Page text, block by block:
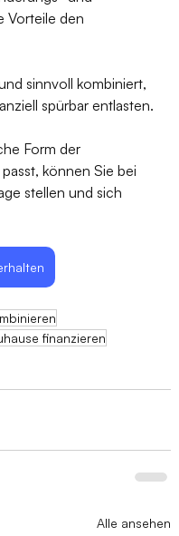
Vorteile den
sinnvoll kombiniert,
spürbar entlasten.
Form der
können Sie bei
stellen und sich
finanzieren
Alle ansehen